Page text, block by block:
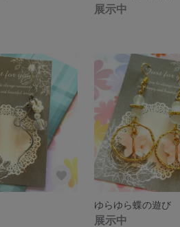
展示中
ゆらゆら蝶の遊び
展示中